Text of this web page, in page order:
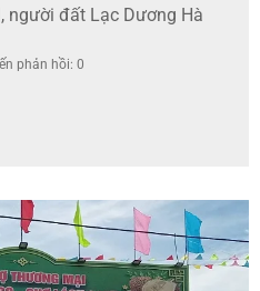
người đất Lạc Dương Hà
phản hồi: 0